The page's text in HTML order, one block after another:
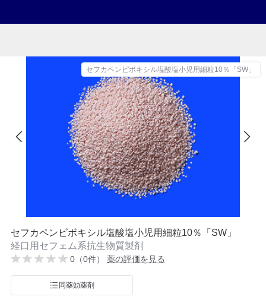
セフカペンピボキシル塩酸塩小児用細粒10％「SW」
セフカペンピボキシル塩酸塩小児用細粒10％「SW」
経口用セフェム系抗生物質製剤
0（0件） 薬の評価を見る
同薬効薬剤